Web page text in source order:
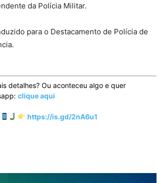
da Polícia Militar.
para o Destacamento de Polícia de
detalhes? Ou aconteceu algo e quer
clique aqui
https://is.gd/2nA6u1